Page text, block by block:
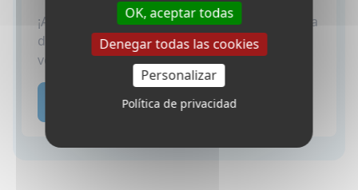
¡Aprende inglés en familia y disfruta de toda la
diversión que Toronto tiene para ofrecer en
verano!
Ir al programa de inglés en familia
OK, aceptar todas
Denegar todas las cookies
Personalizar
Política de privacidad